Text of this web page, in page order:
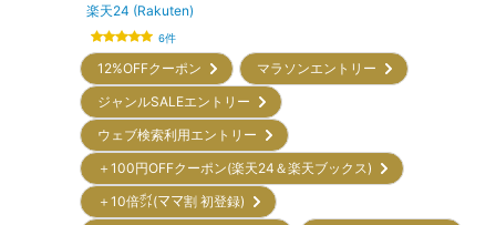
楽天24 (Rakuten)
6件
12%OFFクーポン
マラソンエントリー
ジャンルSALEエントリー
ウェブ検索利用エントリー
＋100円OFFクーポン(楽天24＆楽天ブックス)
＋10倍㌽(ママ割 初登録)